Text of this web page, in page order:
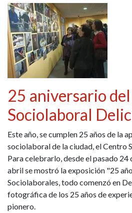
25 aniversario
Sociolaboral
Este año, se cumplen 25 años de la
sociolaboral de la ciudad, el Centro
Para celebrarlo, desde el pasado 24
abril se mostró la exposición "25
Sociolaborales, todo comenzó en
fotográfica de los 25 años de
pionero.